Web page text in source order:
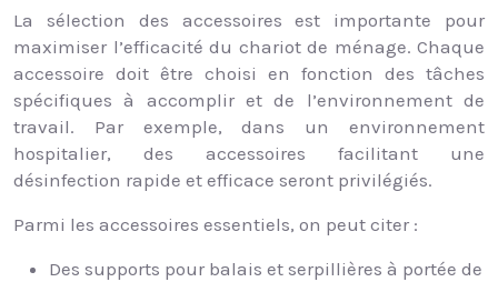
La sélection des accessoires est importante pour
maximiser l’efficacité du chariot de ménage. Chaque
accessoire doit être choisi en fonction des tâches
spécifiques à accomplir et de l’environnement de
travail. Par exemple, dans un environnement
hospitalier, des accessoires facilitant une
désinfection rapide et efficace seront privilégiés.
Parmi les accessoires essentiels, on peut citer :
Des supports pour balais et serpillières à portée de